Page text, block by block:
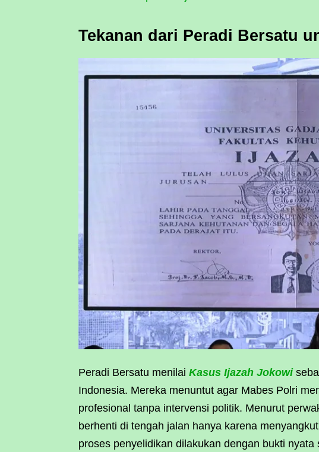
Tekanan dari Peradi Bersatu
Peradi Bersatu menilai Kasus Ijazah Jokowi
Indonesia. Mereka menuntut agar Mabes Polri
profesional tanpa intervensi politik. Menurut
berhenti di tengah jalan hanya karena
proses penyelidikan dilakukan dengan bukti